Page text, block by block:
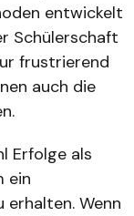
entwickelt
Schülerschaft
frustrierend
auch die
Erfolge als
ein
erhalten. Wenn